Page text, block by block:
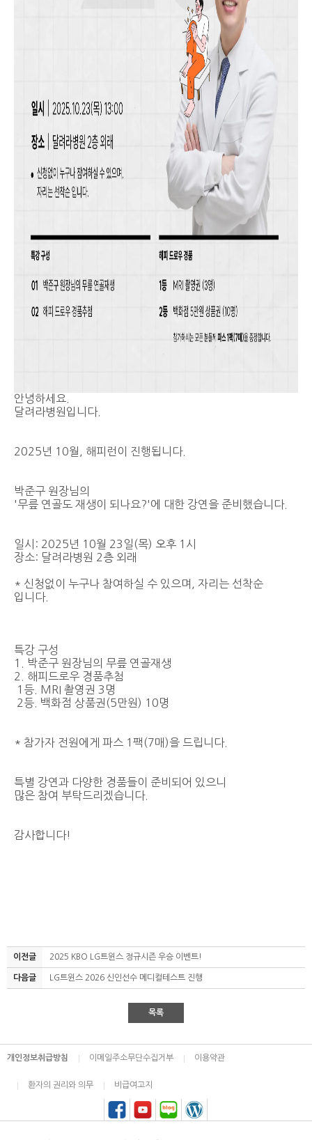
안녕하세요.
달려라병원입니다.
2025년 10월, 해피런이 진행됩니다.
박준구 원장님의
'무릎 연골도 재생이 되나요?'에 대한 강연을 준비했습니다.
일시: 2025년 10월 23일(목) 오후 1시
장소: 달려라병원 2층 외래
* 신청없이 누구나 참여하실 수 있으며, 자리는 선착순
입니다.
특강 구성
1. 박준구 원장님의 무릎 연골재생
2. 해피드로우 경품추첨
1등. MRI 촬영권 3명
2등. 백화점 상품권(5만원) 10명
* 참가자 전원에게 파스 1팩(7매)을 드립니다.
특별 강연과 다양한 경품들이 준비되어 있으니
많은 참여 부탁드리겠습니다.
감사합니다!
이전글 2025 KBO LG트윈스 정규시즌 우승 이벤트!
다음글 LG트윈스 2026 신인선수 메디컬테스트 진행
목록
개인정보취급방침 이메일주소무단수집거부 이용약관
환자의 권리와 의무 비급여고지